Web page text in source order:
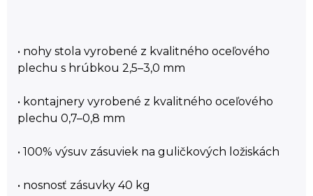
• nohy stola vyrobené z kvalitného oceľového
plechu s hrúbkou 2,5–3,0 mm
• kontajnery vyrobené z kvalitného oceľového
plechu 0,7–0,8 mm
• 100% výsuv zásuviek na guličkových ložiskách
• nosnosť zásuvky 40 kg